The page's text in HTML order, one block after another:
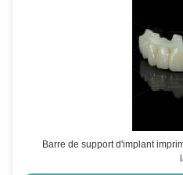
Barre de support d'implant